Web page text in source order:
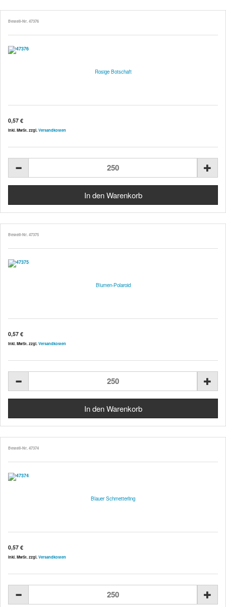
Bestell-Nr. 47376
Rosige Botschaft
0,57 €
inkl. MwSt. zzgl. Versandkosten
Bestell-Nr. 47375
Blumen-Polaroid
0,57 €
inkl. MwSt. zzgl. Versandkosten
Bestell-Nr. 47374
Blauer Schmetterling
0,57 €
inkl. MwSt. zzgl. Versandkosten